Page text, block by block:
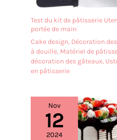
Test du kit de pâtisserie
portée de main
Cake design, Décoration
à douille, Matériel de
décoration des gâteaux,
en pâtisserie
Nov
12
2024